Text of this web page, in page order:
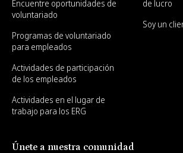
Encuentre oportunidades de
voluntariado
Programas de voluntariado
para empleados
Actividades de participación
de los empleados
Actividades en el lugar de
trabajo para los ERG
de lucro
Soy un
Únete a nuestra comunidad